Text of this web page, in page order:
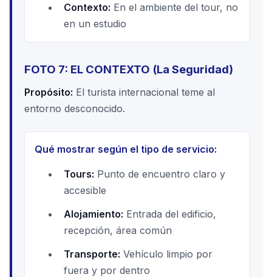
Contexto: En el ambiente del tour, no
en un estudio
FOTO 7: EL CONTEXTO (La Seguridad)
Propósito: El turista internacional teme al
entorno desconocido.
Qué mostrar según el tipo de servicio:
Tours: Punto de encuentro claro y
accesible
Alojamiento: Entrada del edificio,
recepción, área común
Transporte: Vehículo limpio por
fuera y por dentro